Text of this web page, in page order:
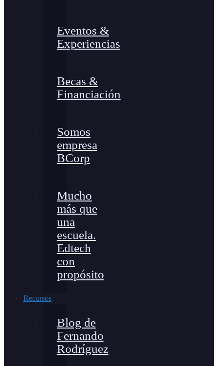
Eventos &
Experiencias
Becas &
Financiación
Somos
empresa
BCorp
Mucho
más que
una
escuela.
Edtech
con
propósito
Recursos
Blog de
Fernando
Rodríguez